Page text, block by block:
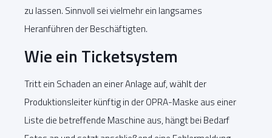
zu lassen. Sinnvoll sei vielmehr ein langsames
Heranführen der Beschäftigten.
Wie ein Ticketsystem
Tritt ein Schaden an einer Anlage auf, wählt der
Produktionsleiter künftig in der OPRA-Maske aus einer
Liste die betreffende Maschine aus, hängt bei Bedarf